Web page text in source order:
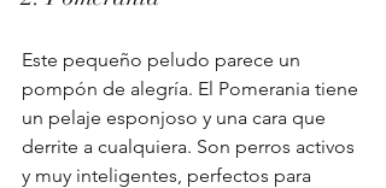
Este pequeño peludo parece un
pompón de alegría. El Pomerania tiene
un pelaje esponjoso y una cara que
derrite a cualquiera. Son perros activos
y muy inteligentes, perfectos para